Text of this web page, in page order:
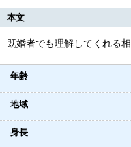
本文
既婚者でも理解してくれる
年齢
地域
身長